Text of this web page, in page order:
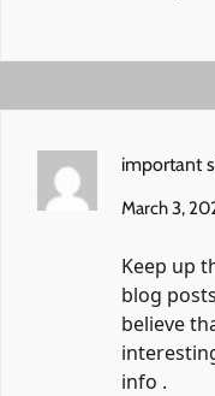
important
March 3,
Keep up
blog
believe
info .